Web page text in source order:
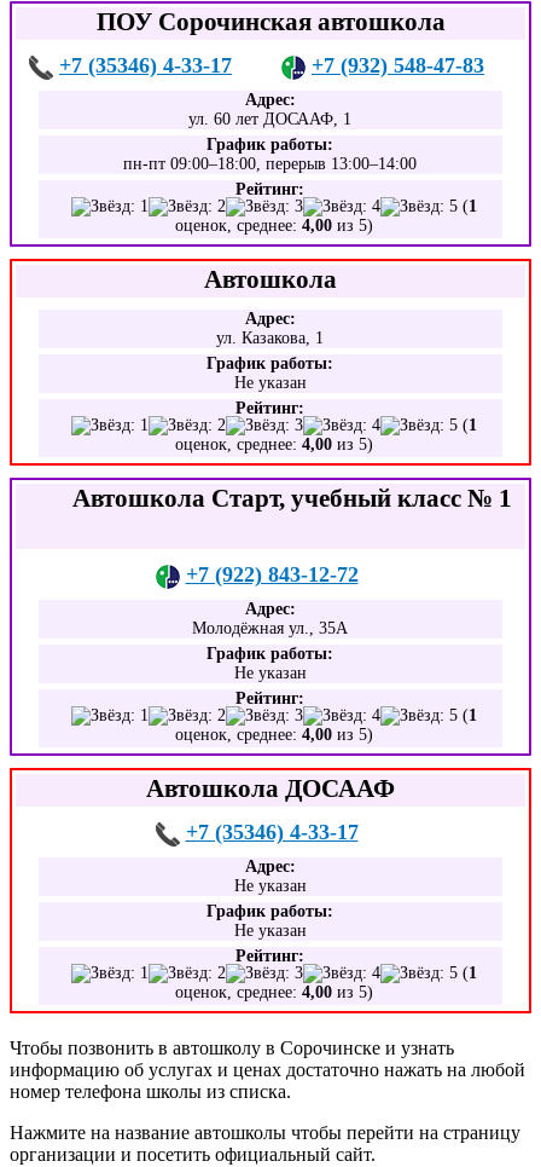
ПОУ Сорочинская автошкола
+7 (35346) 4-33-17 +7 (932) 548-47-83
Адрес:
ул. 60 лет ДОСААФ, 1
График работы:
пн-пт 09:00–18:00, перерыв 13:00–14:00
Рейтинг:
(1
оценок, среднее:4,00 из 5)
Автошкола
Адрес:
ул. Казакова, 1
График работы:
Не указан
Рейтинг:
(1
оценок, среднее:4,00 из 5)
Автошкола Старт, учебный класс № 1
+7 (922) 843-12-72
Адрес:
Молодёжная ул., 35А
График работы:
Не указан
Рейтинг:
(1
оценок, среднее:4,00 из 5)
Автошкола ДОСААФ
+7 (35346) 4-33-17
Адрес:
Не указан
График работы:
Не указан
Рейтинг:
(1
оценок, среднее:4,00 из 5)
Чтобы позвонить в автошколу в Сорочинске и узнать
информацию об услугах и ценах достаточно нажать на любой
номер телефона школы из списка.
Нажмите на название автошколы чтобы перейти на страницу
организации и посетить официальный сайт.